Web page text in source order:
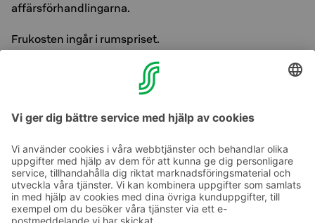
affärsförhandlingarna.
Frukosten ingår i rumspriset.
Utomstående gäster är också hjärtligt välkomna på
frukost. Priset för utomstående är 18,00€.
Frukost serveras mån-fre 6-10.30, lör-sön 7.30-11.00.
Ta kontakt